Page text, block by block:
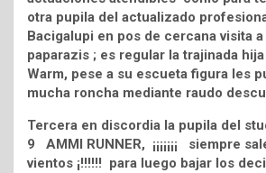
otra pupila del actualizado
Bacigalupi en pos de cercana visita
paparazis ; es regular la trajinada
Warm, pese a su escueta figura les
mucha roncha mediante raudo
Tercera en discordia la pupila del
9 AMMI RUNNER, ¡¡¡¡¡¡¡ siempre
vientos ¡!!!!!! para luego bajar los